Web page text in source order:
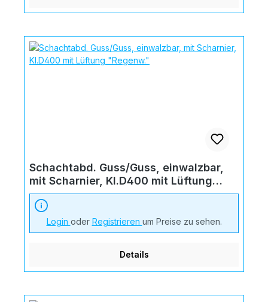
Schachtabd. Guss/Guss, einwalzbar,
mit Scharnier, Kl.D400 mit Lüftung
"Regenw."
Login oder Registrieren um Preise zu sehen.
Details